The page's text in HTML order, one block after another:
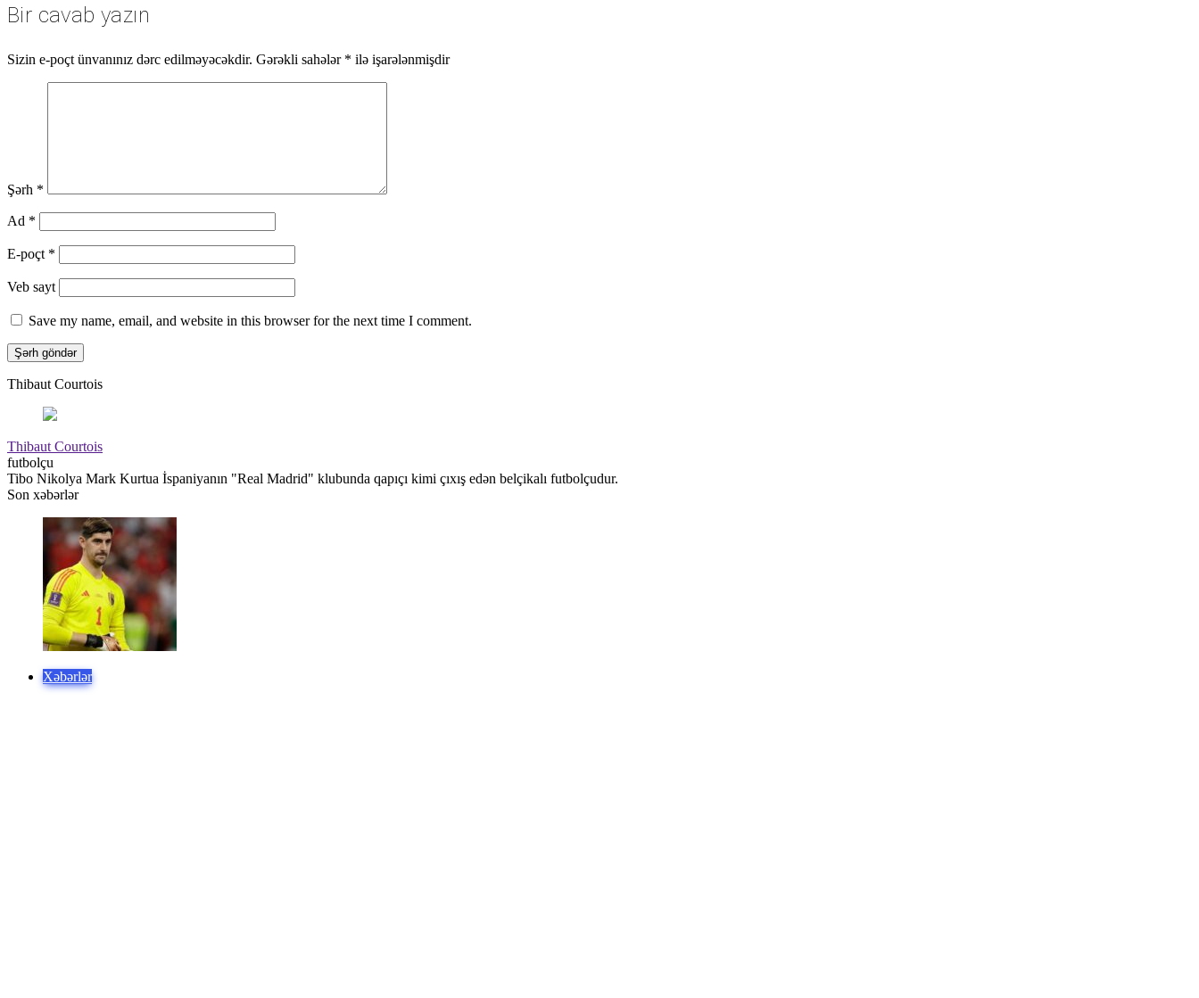
Bir cavab yazın
Sizin e-poçt ünvanınız dərc edilməyəcəkdir. Gərəkli sahələr * ilə işarələnmişdir
Şərh *
Ad *
E-poçt *
Veb sayt
Save my name, email, and website in this browser for the next time I comment.
Thibaut Courtois
Thibaut Courtois
futbolçu
Tibo Nikolya Mark Kurtua İspaniyanın "Real Madrid" klubunda qapıçı kimi çıxış edən belçikalı futbolçudur.
Son xəbərlər
Xəbərlər